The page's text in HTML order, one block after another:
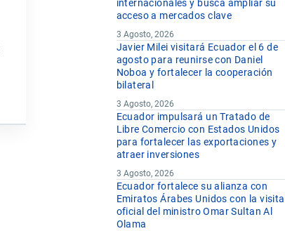
internacionales y busca ampliar su
acceso a mercados clave
3 Agosto, 2026
Javier Milei visitará Ecuador el 6 de
agosto para reunirse con Daniel
Noboa y fortalecer la cooperación
bilateral
3 Agosto, 2026
Ecuador impulsará un Tratado de
Libre Comercio con Estados Unidos
para fortalecer las exportaciones y
atraer inversiones
3 Agosto, 2026
Ecuador fortalece su alianza con
Emiratos Árabes Unidos con la visita
oficial del ministro Omar Sultan Al
Olama